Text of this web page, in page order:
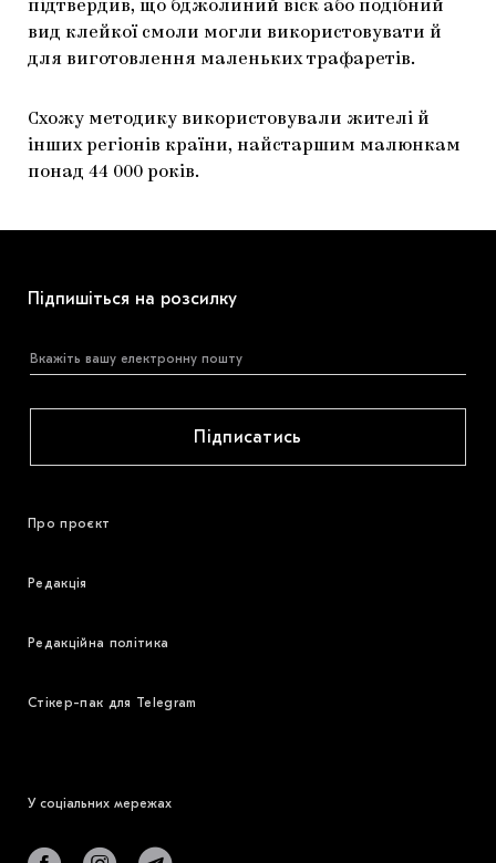
підтвердив, що бджолиний віск або подібний
вид клейкої смоли могли використовувати й
для виготовлення маленьких трафаретів.
Схожу методику використовували жителі й
інших регіонів країни, найстаршим малюнкам
понад 44 000 років.
Підпишіться на розсилку
Підписатись
Про проєкт
Редакція
Редакційна політика
Стікер-пак для Telegram
У соціальних мережах